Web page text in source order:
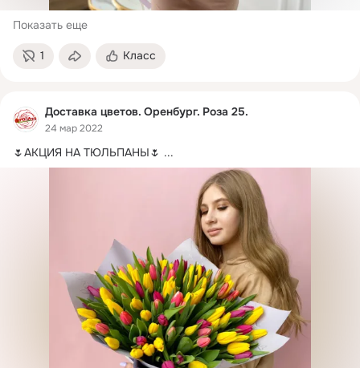
Показать еще
1 Класс
Доставка цветов. Оренбург. Роза 25.
24 мар 2022
🌷АКЦИЯ НА ТЮЛЬПАНЫ🌷 ...